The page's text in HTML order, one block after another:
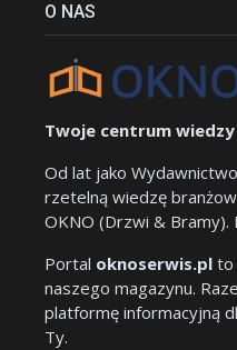
O NAS
Twoje centrum
Od lat jako
rzetelną wiedzę
OKNO (Drzwi & Bramy).
Portal oknoserwis.pl to
naszego magazynu.
platformę informacyjną
Ty.